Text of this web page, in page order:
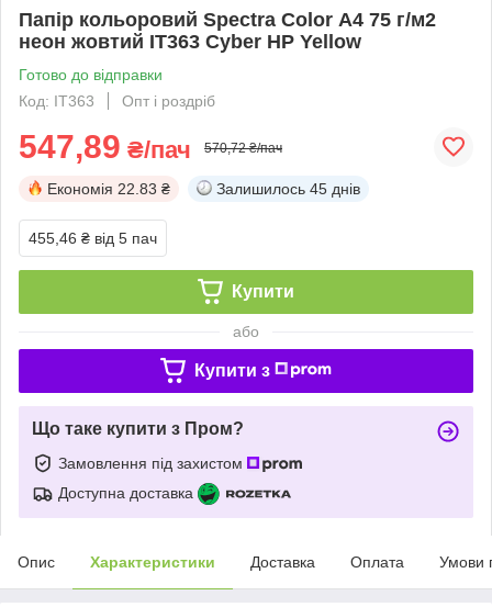
Папір кольоровий Spectra Color А4 75 г/м2
неон жовтий IT363 Cyber HP Yellow
Готово до відправки
Код: ІТ363
Опт і роздріб
547,89 ₴/пач 570,72 ₴/пач
Економія 22.83 ₴ Залишилось 45 днів
455,46 ₴ від 5 пач
Купити
або
Купити з
Що таке купити з Пром?
Замовлення під захистом
Доступна доставка
Опис Характеристики Доставка Оплата Умови